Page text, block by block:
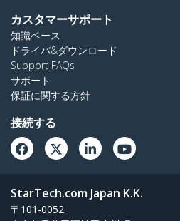
カスタマーサポート
知識ベース
ドライバ&ダウンロード
Support FAQs
サポート
保証に関する方針
接続する
StarTech.com Japan K.K.
〒101-0052